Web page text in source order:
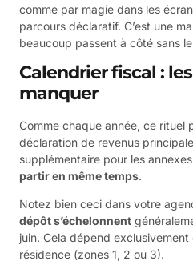
comme par magie dans les
parcours déclaratif. C’est une
beaucoup passent à côté sans
Calendrier fiscal :
manquer
Comme chaque année, ce rituel
déclaration de revenus
supplémentaire pour les
partir en même temps.
Notez bien ceci dans votre
dépôt s’échelonnent
juin. Cela dépend
résidence (zones 1, 2 ou 3).